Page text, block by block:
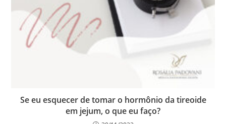
Se eu esquecer de tomar o hormônio da tireoide
em jejum, o que eu faço?